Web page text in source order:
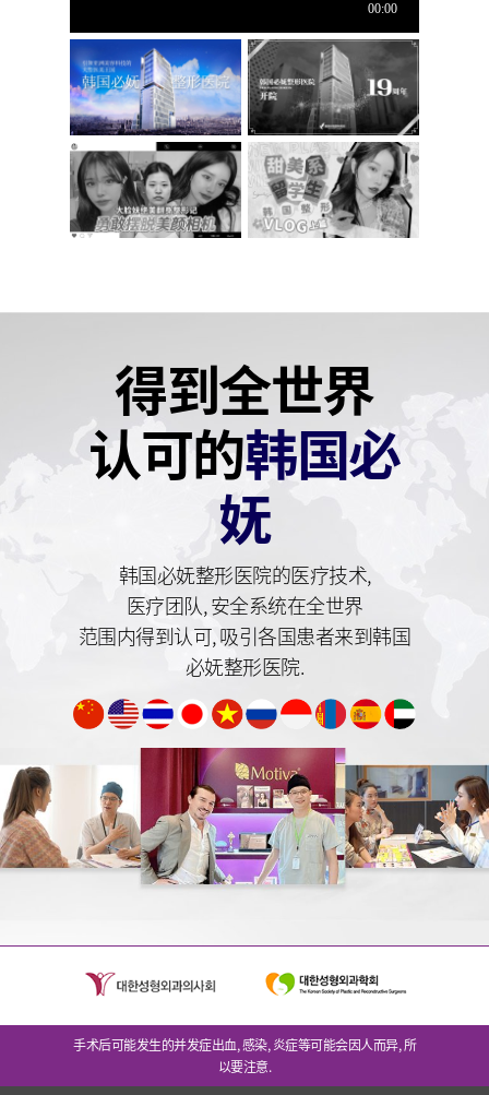
得到全世界
认可的韩国必
妩
韩国必妩整形医院的医疗技术,
医疗团队,安全系统在全世界
范围内得到认可,吸引各国患者来到韩国
必妩整形医院.
手术后可能发生的并发症出血, 感染, 炎症等可能会因人而异, 所
以要注意.